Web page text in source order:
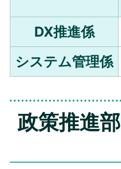
DX推進係
システム管理係
政策推進部